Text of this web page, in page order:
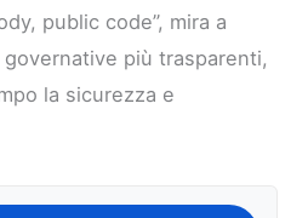
public code”, mira a
più trasparenti,
la sicurezza e